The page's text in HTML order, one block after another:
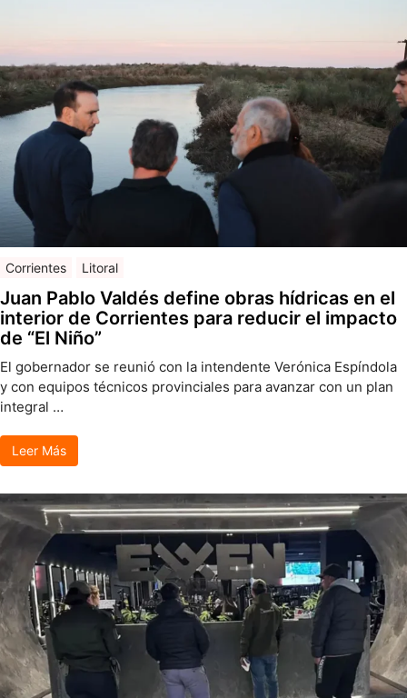
Corrientes Litoral
Juan Pablo Valdés define obras hídricas en el
interior de Corrientes para reducir el impacto
de “El Niño”
El gobernador se reunió con la intendente Verónica Espíndola
y con equipos técnicos provinciales para avanzar con un plan
integral …
Leer Más